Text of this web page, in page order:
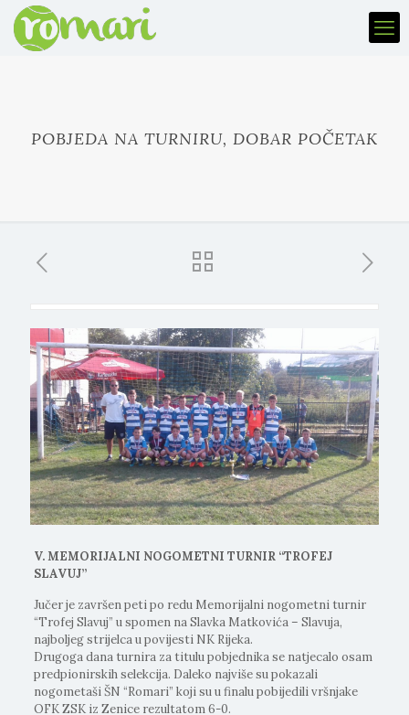
POBJEDA NA TURNIRU, DOBAR POČETAK
V. MEMORIJALNI NOGOMETNI TURNIR “TROFEJ
SLAVUJ”
Jučer je završen peti po redu Memorijalni nogometni turnir
“Trofej Slavuj” u spomen na Slavka Matkovića – Slavuja,
najboljeg strijelca u povijesti NK Rijeka.
Drugoga dana turnira za titulu pobjednika se natjecalo osam
predpionirskih selekcija. Daleko najviše su pokazali
nogometaši ŠN “Romari” koji su u finalu pobijedili vršnjake
OFK ZSK iz Zenice rezultatom 6-0.